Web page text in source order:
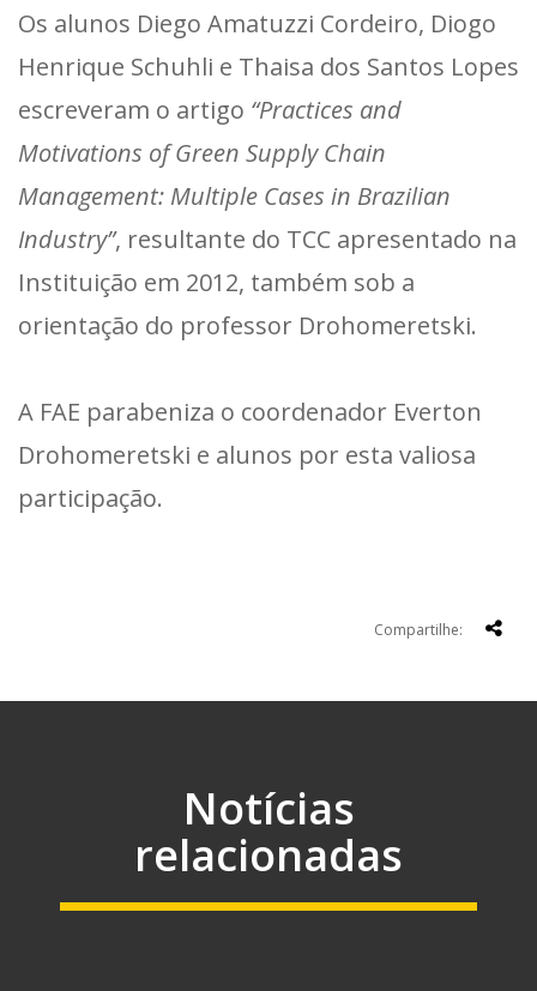
Os alunos Diego Amatuzzi Cordeiro, Diogo
Henrique Schuhli e Thaisa dos Santos Lopes
escreveram o artigo “Practices and
Motivations of Green Supply Chain
Management: Multiple Cases in Brazilian
Industry”, resultante do TCC apresentado na
Instituição em 2012, também sob a
orientação do professor Drohomeretski.
A FAE parabeniza o coordenador Everton
Drohomeretski e alunos por esta valiosa
participação.
Compartilhe:
Notícias
relacionadas